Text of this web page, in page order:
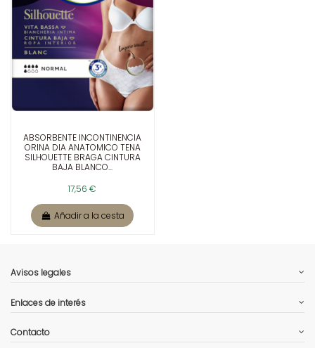
ABSORBENTE INCONTINENCIA
ORINA DIA ANATOMICO TENA
SILHOUETTE BRAGA CINTURA
BAJA BLANCO...
17,56 €
Añadir a la cesta
Avisos legales
Enlaces de interés
Contacto